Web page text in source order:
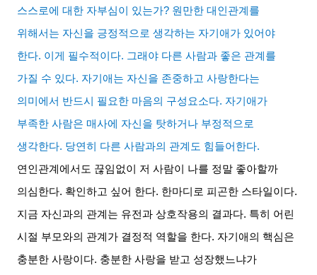
스스로에 대한 자부심이 있는가? 원만한 대인관계를
위해서는 자신을 긍정적으로 생각하는 자기애가 있어야
한다. 이게 필수적이다. 그래야 다른 사람과 좋은 관계를
가질 수 있다. 자기애는 자신을 존중하고 사랑한다는
의미에서 반드시 필요한 마음의 구성요소다. 자기애가
부족한 사람은 매사에 자신을 탓하거나 부정적으로
생각한다. 당연히 다른 사람과의 관계도 힘들어한다.
연인관계에서도 끊임없이 저 사람이 나를 정말 좋아할까
의심한다. 확인하고 싶어 한다. 한마디로 피곤한 스타일이다.
지금 자신과의 관계는 유전과 상호작용의 결과다. 특히 어린
시절 부모와의 관계가 결정적 역할을 한다. 자기애의 핵심은
충분한 사랑이다. 충분한 사랑을 받고 성장했느냐가